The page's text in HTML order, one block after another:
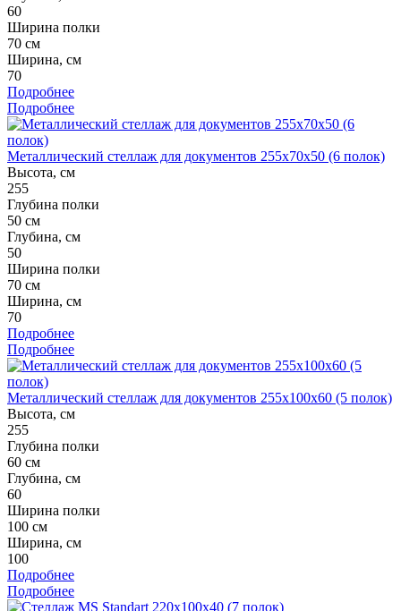
60
Ширина полки
70 см
Ширина, см
70
Подробнее
Подробнее
Металлический стеллаж для документов 255x70x50 (6 полок)
Высота, см
255
Глубина полки
50 см
Глубина, см
50
Ширина полки
70 см
Ширина, см
70
Подробнее
Подробнее
Металлический стеллаж для документов 255x100x60 (5 полок)
Высота, см
255
Глубина полки
60 см
Глубина, см
60
Ширина полки
100 см
Ширина, см
100
Подробнее
Подробнее